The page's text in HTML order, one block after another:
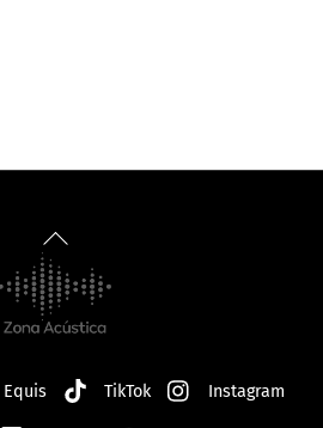
Back
To
Top
Equis TikTok Instagram